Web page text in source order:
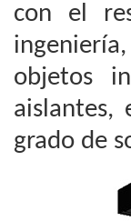
con el
objetos
aislantes,
grado de